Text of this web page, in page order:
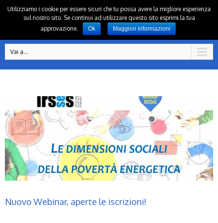
Vai a...
Nuovo Webinar, aperte le iscrizioni!
Utilizziamo i cookie per essere sicuri che tu possa avere la migliore esperienza
sul nostro sito. Se continui ad utilizzare questo sito esprimi la tua
approvazione.
Ok Maggiori informazioni